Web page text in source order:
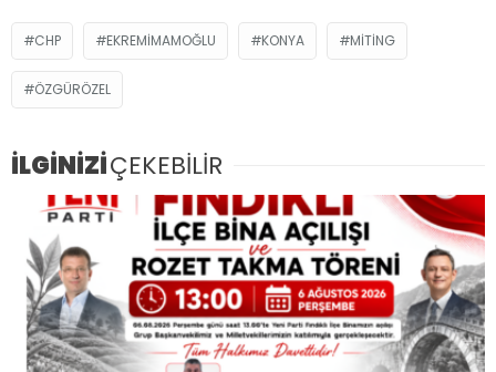
CHP EKREMIMAMOĞLU KONYA MİTİNG
ÖZGÜRÖZEL
İLGİNİZİÇEKEBİLİR